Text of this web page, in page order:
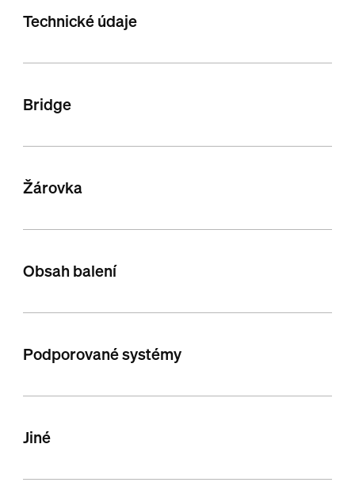
Technické údaje
Bridge
Žárovka
Obsah balení
Podporované systémy
Jiné